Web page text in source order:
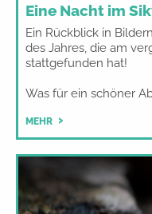
Eine Nacht im
Ein Rückblick in
des Jahres, die am
stattgefunden hat!
Was für ein schöner
MEHR